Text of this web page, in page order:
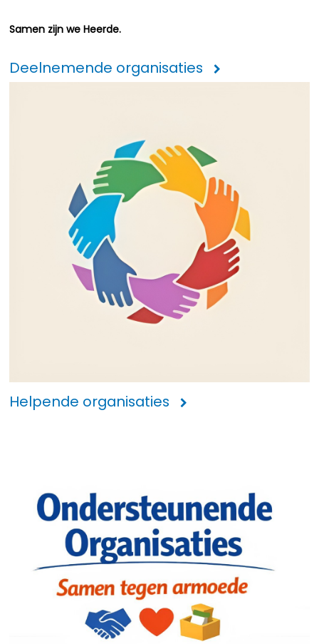
Samen zijn we Heerde.
Deelnemende organisaties
Helpende organisaties